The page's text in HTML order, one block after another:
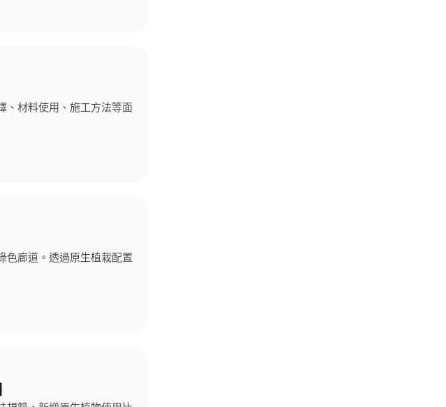
、材料使用、施工方法等面
色廊道。透過原生植栽配置